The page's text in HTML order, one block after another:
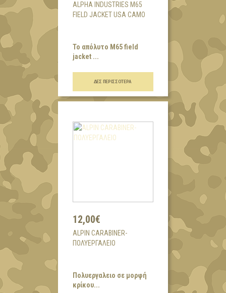
ALPHA INDUSTRIES M65
FIELD JACKET USA CAMO
Το απόλυτο Μ65 field
jacket ...
ΔΕΣ ΠΕΡΙΣΣΌΤΕΡΑ
12,00€
ALPIN CARABINER-
ΠΟΛΥΕΡΓΑΛΕΙΟ
Πολυεργαλειο σε μορφή
κρίκου...